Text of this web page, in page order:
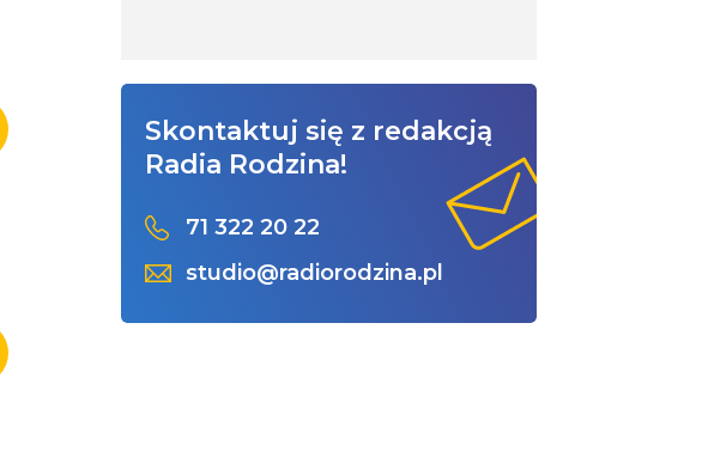
Skontaktuj się z redakcją
Radia Rodzina!
71 322 20 22
studio@radiorodzina.pl